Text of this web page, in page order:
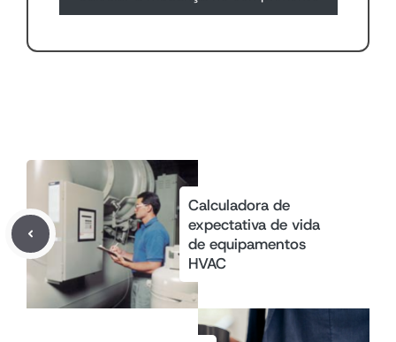
Calculadora de
expectativa de vida
de equipamentos
HVAC